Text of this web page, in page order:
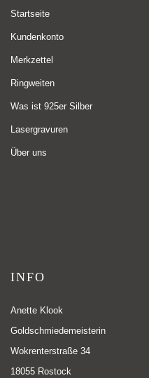
Startseite
Kundenkonto
Merkzettel
Ringweiten
Was ist 925er Silber
Lasergravuren
Über uns
INFO
Anette Klook
Goldschmiedemeisterin
Wokrenterstraße 34
18055 Rostock